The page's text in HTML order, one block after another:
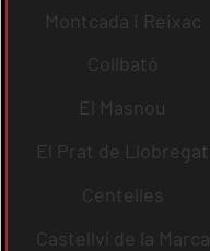
Montcada i Reixac
Collbató
El Masnou
El Prat de Llobregat
Centelles
Castellví de la Marca